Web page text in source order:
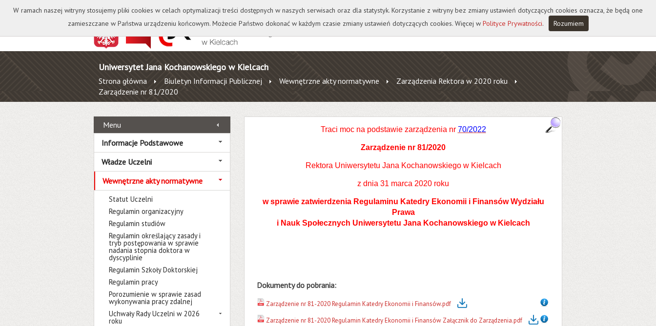
Kontakt Biblioteka Wydawnictwo Wirtualna Uczelnia A A A A
Uniwersytet Jana Kochanowskiego w Kielcach
Strona główna Biuletyn Informacji Publicznej Wewnętrzne akty normatywne
Zarządzenia Rektora w 2020 roku
Zarządzenie nr 81/2020
Menu
Informacje Podstawowe
Władze Uczelni
Wewnętrzne akty normatywne
Statut Uczelni
Regulamin organizacyjny
Regulamin studiów
Regulamin określający zasady i
tryb postępowania w sprawie
nadania stopnia doktora w
dyscyplinie
Regulamin Szkoły Doktorskiej
Regulamin pracy
Porozumienie w sprawie zasad
wykonywania pracy zdalnej
Uchwały Rady Uczelni w 2026
roku
Traci moc na podstawie zarządzenia nr 70/2022
Zarządzenie nr 81/2020
Rektora Uniwersytetu Jana Kochanowskiego w Kielcach
z dnia 31 marca 2020 roku
w sprawie zatwierdzenia Regulaminu Katedry Ekonomii i Finansów Wydziału
Prawa
i Nauk Społecznych Uniwersytetu Jana Kochanowskiego w Kielcach
Dokumenty do pobrania:
Zarządzenie nr 81-2020 Regulamin Katedry Ekonomii i Finansów.pdf
Zarządzenie nr 81-2020 Regulamin Katedry Ekonomii i Finansów Załącznik do Zarządzenia.pdf
W ramach naszej witryny stosujemy pliki cookies w celach optymalizacji treści dostępnych w naszych serwisach oraz dla statystyk. Korzystanie z witryny bez zmiany ustawień dotyczących cookies oznacza, że będą one
zamieszczane w Państwa urządzeniu końcowym. Możecie Państwo dokonać w każdym czasie zmiany ustawień dotyczących cookies. Więcej w Polityce Prywatności. Rozumiem